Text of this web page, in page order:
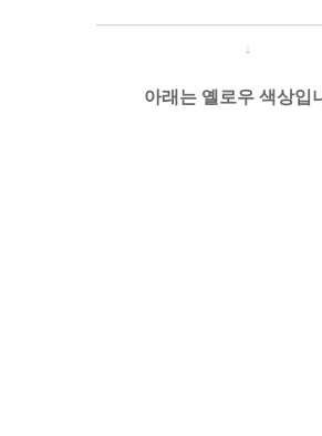
↓
아래는 옐로우 색상입